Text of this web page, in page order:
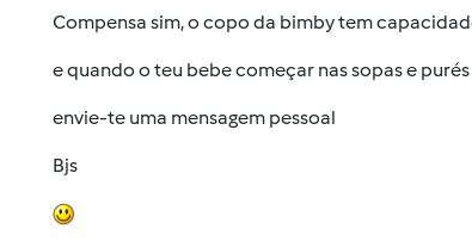
Compensa sim, o copo da bimby tem
e quando o teu bebe começar nas sopas e
envie-te uma mensagem pessoal
Bjs